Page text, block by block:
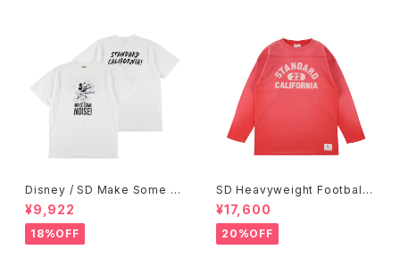
Disney / SD Make Some N
oise T
¥9,922
18%OFF
SD Heavyweight Football
Logo LS T VW
¥17,600
20%OFF